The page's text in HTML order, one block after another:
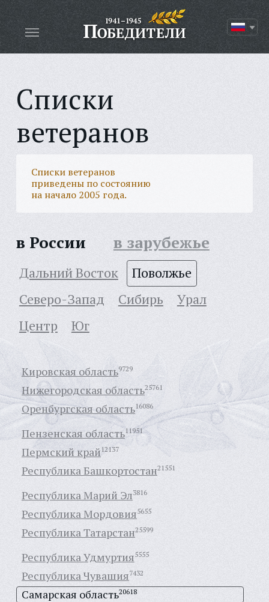
Списки
ветеранов
Списки ветеранов
приведены по состоянию
на начало 2005 года.
в России в зарубежье
Дальний Восток
Поволжье
Северо-Запад
Сибирь
Урал
Центр
Юг
Кировская область9729
Нижегородская область25761
Оренбургская область16086
Пензенская область11951
Пермский край 12137
Республика Башкортостан21551
Республика Марий Эл3816
Республика Мордовия5655
Республика Татарстан25599
Республика Удмуртия5555
Республика Чувашия7432
Самарская область20618